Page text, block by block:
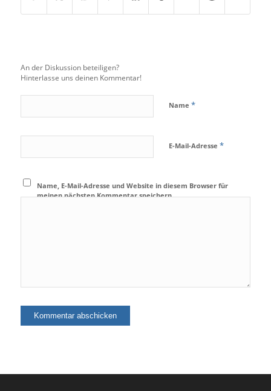
An der Diskussion beteiligen?
Hinterlasse uns deinen Kommentar!
Name *
E-Mail-Adresse *
Name, E-Mail-Adresse und Website in diesem Browser für
meinen nächsten Kommentar speichern.